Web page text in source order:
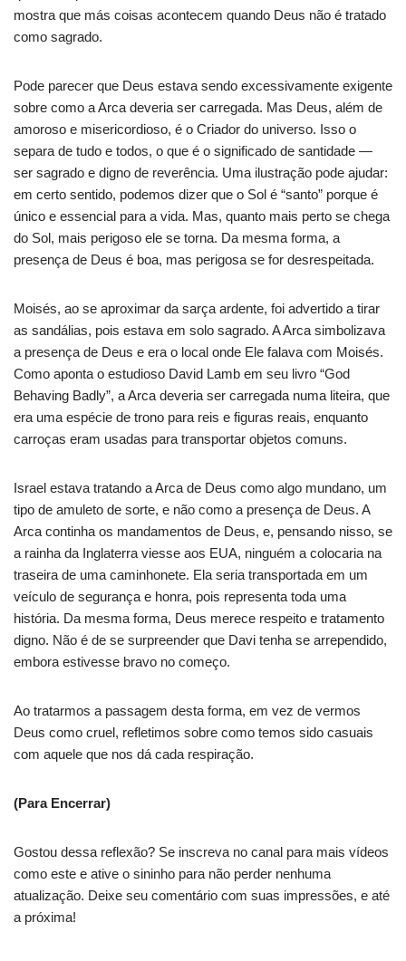
mostra que más coisas acontecem quando Deus não é tratado
como sagrado.
Pode parecer que Deus estava sendo excessivamente exigente
sobre como a Arca deveria ser carregada. Mas Deus, além de
amoroso e misericordioso, é o Criador do universo. Isso o
separa de tudo e todos, o que é o significado de santidade —
ser sagrado e digno de reverência. Uma ilustração pode ajudar:
em certo sentido, podemos dizer que o Sol é “santo” porque é
único e essencial para a vida. Mas, quanto mais perto se chega
do Sol, mais perigoso ele se torna. Da mesma forma, a
presença de Deus é boa, mas perigosa se for desrespeitada.
Moisés, ao se aproximar da sarça ardente, foi advertido a tirar
as sandálias, pois estava em solo sagrado. A Arca simbolizava
a presença de Deus e era o local onde Ele falava com Moisés.
Como aponta o estudioso David Lamb em seu livro “God
Behaving Badly”, a Arca deveria ser carregada numa liteira, que
era uma espécie de trono para reis e figuras reais, enquanto
carroças eram usadas para transportar objetos comuns.
Israel estava tratando a Arca de Deus como algo mundano, um
tipo de amuleto de sorte, e não como a presença de Deus. A
Arca continha os mandamentos de Deus, e, pensando nisso, se
a rainha da Inglaterra viesse aos EUA, ninguém a colocaria na
traseira de uma caminhonete. Ela seria transportada em um
veículo de segurança e honra, pois representa toda uma
história. Da mesma forma, Deus merece respeito e tratamento
digno. Não é de se surpreender que Davi tenha se arrependido,
embora estivesse bravo no começo.
Ao tratarmos a passagem desta forma, em vez de vermos
Deus como cruel, refletimos sobre como temos sido casuais
com aquele que nos dá cada respiração.
(Para Encerrar)
Gostou dessa reflexão? Se inscreva no canal para mais vídeos
como este e ative o sininho para não perder nenhuma
atualização. Deixe seu comentário com suas impressões, e até
a próxima!